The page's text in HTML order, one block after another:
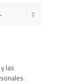
y las